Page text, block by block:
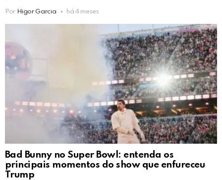
Por Higor Garcia há 4 meses
Bad Bunny no Super Bowl: entenda os
principais momentos do show que enfureceu
Trump